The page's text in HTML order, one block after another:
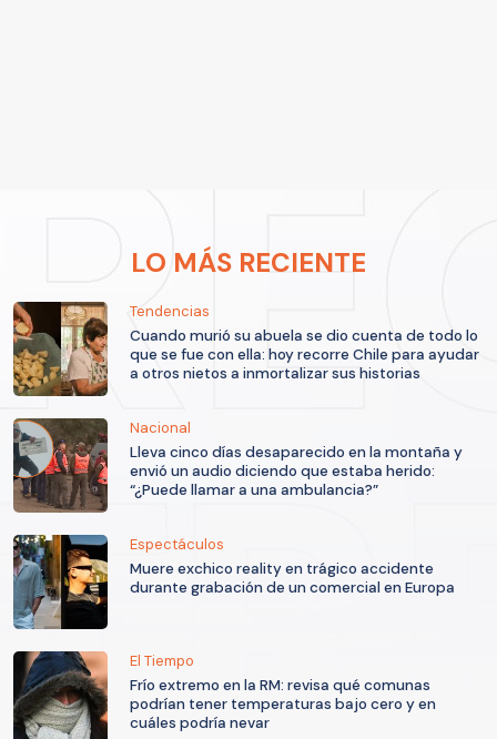
LO MÁS RECIENTE
Tendencias
Cuando murió su abuela se dio cuenta de todo lo
que se fue con ella: hoy recorre Chile para ayudar
a otros nietos a inmortalizar sus historias
Nacional
Lleva cinco días desaparecido en la montaña y
envió un audio diciendo que estaba herido:
“¿Puede llamar a una ambulancia?”
Espectáculos
Muere exchico reality en trágico accidente
durante grabación de un comercial en Europa
El Tiempo
Frío extremo en la RM: revisa qué comunas
podrían tener temperaturas bajo cero y en
cuáles podría nevar